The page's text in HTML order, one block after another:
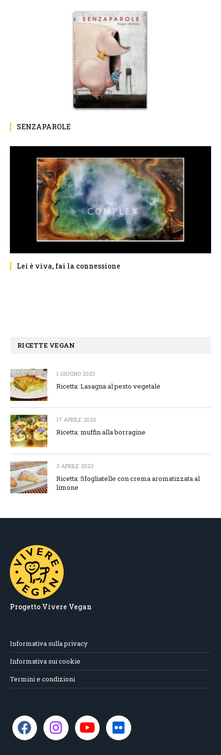
SENZAPAROLE
Lei è viva, fai la connessione
RICETTE VEGAN
1 GIUGNO 2023
Ricetta: Lasagna al pesto vegetale
17 APRILE 2023
Ricetta: muffin alla borragine
3 APRILE 2023
Ricetta: Sfogliatelle con crema aromatizzata al
limone
Progetto Vivere Vegan
Informativa sulla privacy
Informativa sui cookie
Termini e condizioni